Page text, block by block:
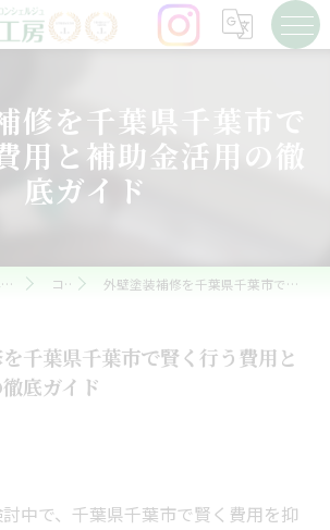
修を千葉県千葉市で
用と補助金活用の徹
底ガイド
千葉県千葉市の外壁塗装ならおゆみ野工房 コラム 外壁塗装補修を千葉県千葉市で賢く行う費用と補助金活用の徹底ガイド
千葉県千葉市で賢く行う費用と
底ガイド
中で、千葉県千葉市で賢く費用を抑